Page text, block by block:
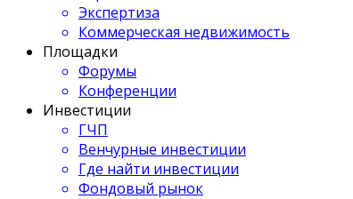
Экспертиза
Коммерческая недвижимость
Площадки
Форумы
Конференции
Инвестиции
ГЧП
Венчурные инвестиции
Где найти инвестиции
Фондовый рынок